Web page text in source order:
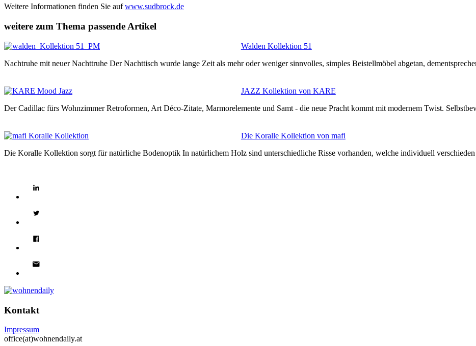
Weitere Informationen finden Sie aufwww.sudbrock.de
weitere zum Thema passende Artikel
Walden Kollektion 51
Nachtruhe mit neuer Nachttruhe Der Nachttisch wurde lange Zeit als mehr oder weniger sinnvolles, simples Beistellmöbel abgetan,
JAZZ Kollektion von KARE
Der Cadillac fürs Wohnzimmer Retroformen, Art Déco-Zitate, Marmorelemente und Samt - die neue Pracht kommt mit modernem Twist.
Die Koralle Kollektion von mafi
Die Koralle Kollektion sorgt für natürliche Bodenoptik In natürlichem Holz sind unterschiedliche Risse vorhanden, welche individuell
Kontakt
Impressum
office(at)wohnendaily.at